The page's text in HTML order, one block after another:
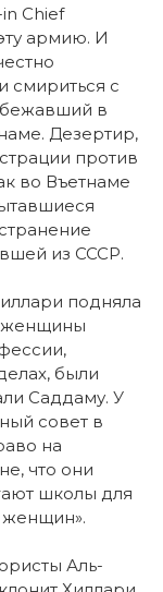
Chief
армию. И
смириться с
бежавший в
Дезертир,
против
во Въетнаме
из СССР.
подняла
женщины
были
Саддаму. У
совет в
на
что они
школы для
женщин».
Аль-